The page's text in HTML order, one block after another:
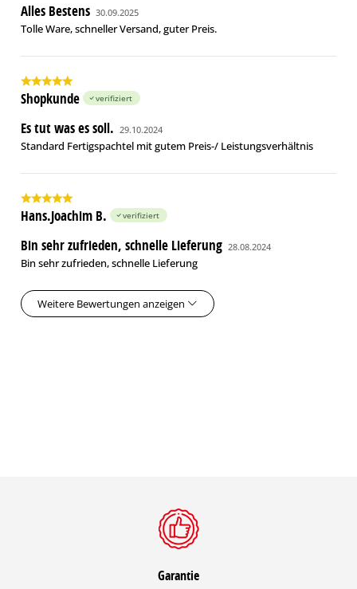
Alles Bestens 30.09.2025
Tolle Ware, schneller Versand, guter Preis.
Shopkunde verifiziert
Es tut was es soll. 29.10.2024
Standard Fertigspachtel mit gutem Preis-/ Leistungsverhältnis
Hans.Joachim B. verifiziert
Bin sehr zufrieden, schnelle Lieferung 28.08.2024
Bin sehr zufrieden, schnelle Lieferung
Weitere Bewertungen anzeigen
Garantie